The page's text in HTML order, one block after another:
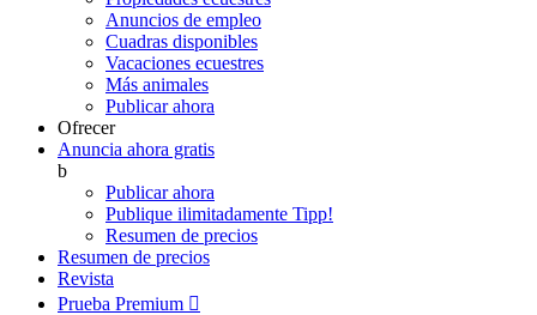
Anuncios de empleo
Cuadras disponibles
Vacaciones ecuestres
Más animales
Publicar ahora
Ofrecer
Anuncia ahora gratis
b
Publicar ahora
Publique ilimitadamente Tipp!
Resumen de precios
Resumen de precios
Revista
Prueba Premium 